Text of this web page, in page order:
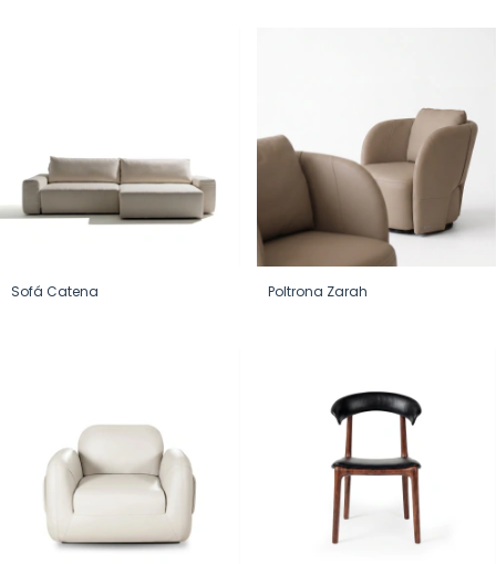
Sofá Catena Poltrona Zarah